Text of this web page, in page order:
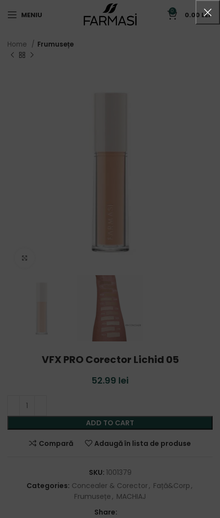
MENIU 0 0.00 LEI
Home Frumusețe
VFX PRO Corector Lichid 05
52.99 lei
ADD TO CART
Compară Adaugă în lista de produse
SKU: 1001379
Categories: Concealer & Corector, Față&Corp,
Frumusețe, MACHIAJ
Share: